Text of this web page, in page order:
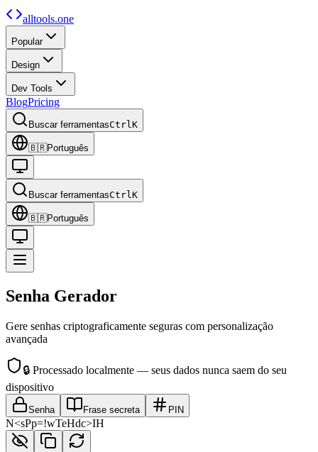
alltools.one
Popular
Design
Dev Tools
BlogPricing
Buscar ferramentasCtrlK
🇧🇷Português
Buscar ferramentasCtrlK
🇧🇷Português
Senha Gerador
Gere senhas criptograficamente seguras com personalização
avançada
🔒 Processado localmente — seus dados nunca saem do seu
dispositivo
Senha Frase secreta PIN
N<sPp=!wTeHdc>IH